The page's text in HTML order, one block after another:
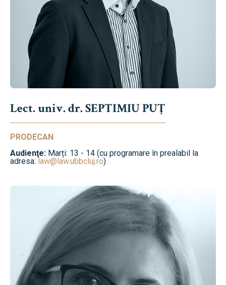
Lect. univ. dr. SEPTIMIU PUȚ
PRODECAN
Audienţe: Marți: 13 - 14 (cu programare în prealabil la
adresa:law@law.ubbcluj.ro)